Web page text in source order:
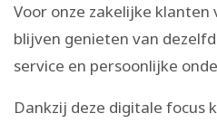
Voor onze zakelijke
blijven genieten van
service en persoonlijke
Dankzij deze digitale focus